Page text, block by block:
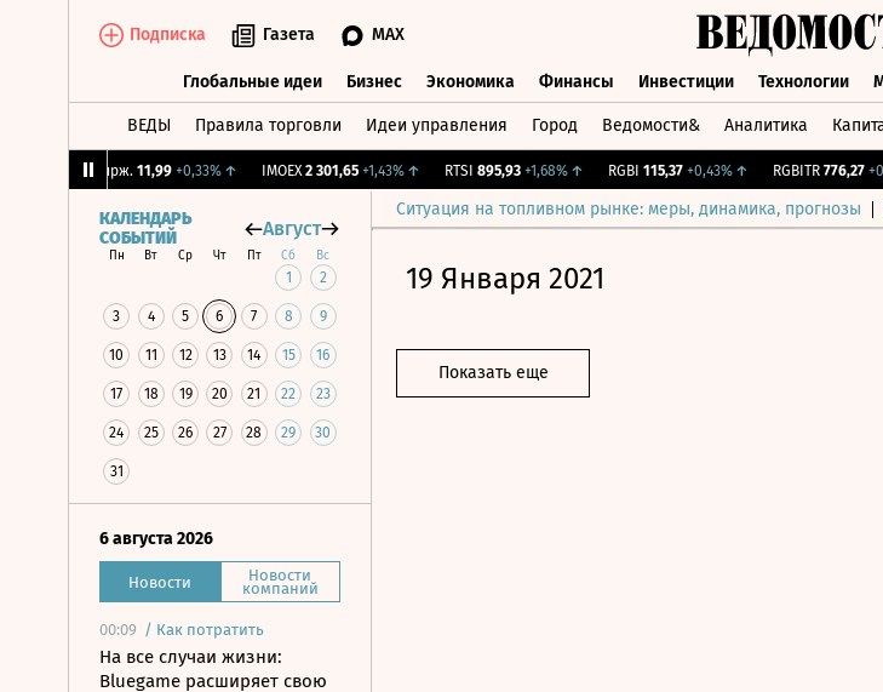
Подписка Газета MAX
Глобальные идеи Бизнес Экономика Финансы Инвестиции Технологии
ВЕДЫ Правила торговли Идеи управления Город Ведомости& Аналитика
CNY Бирж. 11,99 +0,33%↑ IMOEX 2 301,65 +1,43%↑ RTSI 895,93 +1,68%↑ RGBI 115,37 +0,43%↑ RGBITR 776,27
Ситуация на топливном рынке: меры, динамика, прогнозы
КАЛЕНДАРЬ
СОБЫТИЙ
Август
Пн Вт Ср Чт Пт Сб Вс
1 2
3 4 5 6 7 8 9
10 11 12 13 14 15 16
17 18 19 20 21 22 23
24 25 26 27 28 29 30
31
6 августа 2026
Новости Новости
компаний
00:09 / Как потратить
На все случаи жизни:
Bluegame расширяет свою
19 Января 2021
Показать еще